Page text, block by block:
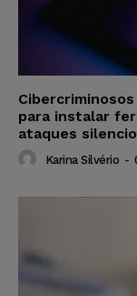
para instalar
ataques
Karina Silvério -